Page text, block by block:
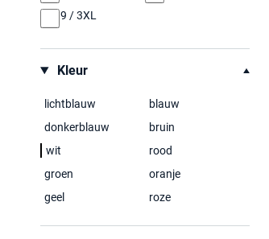
9 / 3XL
Kleur
lichtblauw
blauw
donkerblauw
bruin
wit
rood
groen
oranje
geel
roze